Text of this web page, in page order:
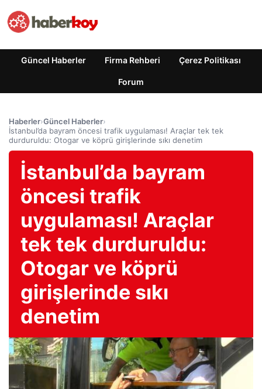
Güncel Haberler Firma Rehberi Çerez Politikası
Forum
Haberler›Güncel Haberler›
İstanbul’da bayram öncesi trafik uygulaması! Araçlar tek tek
durduruldu: Otogar ve köprü girişlerinde sıkı denetim
İstanbul’da bayram
öncesi trafik
uygulaması! Araçlar
tek tek durduruldu:
Otogar ve köprü
girişlerinde sıkı
denetim